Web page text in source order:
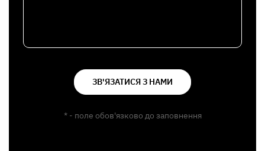
ЗВ'ЯЗАТИСЯ З НАМИ
* - поле обов'язково до заповнення